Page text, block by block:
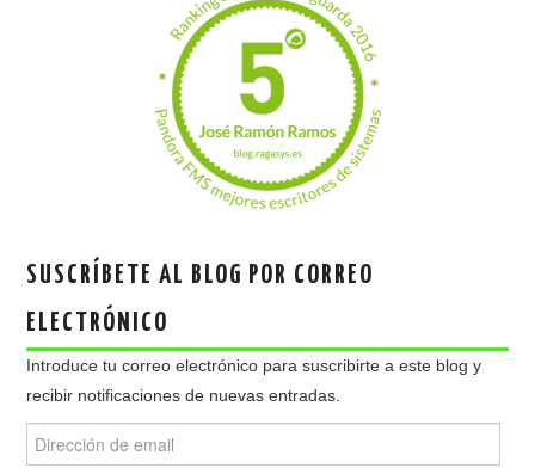
SUSCRÍBETE AL BLOG POR CORREO
ELECTRÓNICO
Introduce tu correo electrónico para suscribirte a este blog y
recibir notificaciones de nuevas entradas.
de